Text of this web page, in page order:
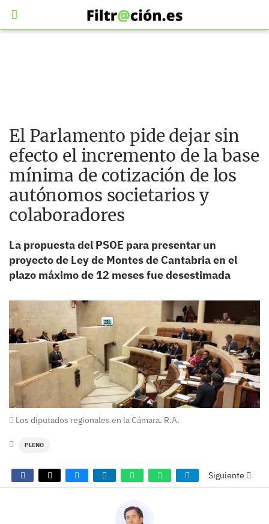
El Parlamento pide dejar sin
efecto el incremento de la base
mínima de cotización de los
autónomos societarios y
colaboradores
La propuesta del PSOE para presentar un
proyecto de Ley de Montes de Cantabria en el
plazo máximo de 12 meses fue desestimada
Los diputados regionales en la Cámara. R.A.
PLENO
Siguiente